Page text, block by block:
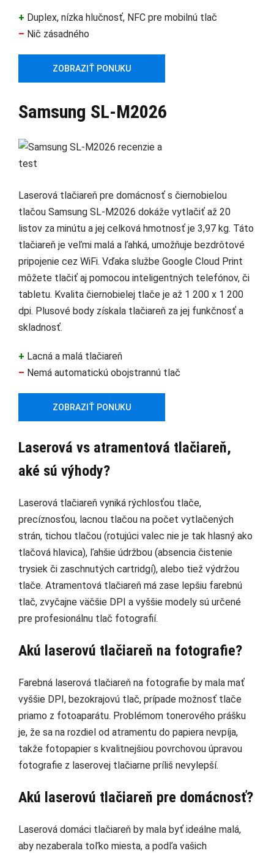
+ Duplex, nízka hlučnosť, NFC pre mobilnú tlač
– Nič zásadného
ZOBRAZIŤ PONUKU
Samsung SL-M2026
Laserová tlačiareň pre domácnosť s čiernobielou
tlačou Samsung SL-M2026 dokáže vytlačiť až 20
listov za minútu a jej celková hmotnosť je 3,97 kg. Táto
tlačiareň je veľmi malá a ľahká, umožňuje bezdrôtové
pripojenie cez WiFi. Vďaka službe Google Cloud Print
môžete tlačiť aj pomocou inteligentných telefónov, či
tabletu. Kvalita čiernobielej tlače je až 1 200 x 1 200
dpi. Plusové body získala tlačiareň za jej funkčnosť a
skladnosť.
+ Lacná a malá tlačiareň
– Nemá automatickú obojstrannú tlač
ZOBRAZIŤ PONUKU
Laserová vs atramentová tlačiareň,
aké sú výhody?
Laserová tlačiareň vyniká rýchlosťou tlače,
precíznosťou, lacnou tlačou na počet vytlačených
strán, tichou tlačou (rotujúci valec nie je tak hlasný ako
tlačová hlavica), ľahšie údržbou (absencia čistenie
trysiek či zaschnutých cartridgí), alebo tiež výdržou
tlače. Atramentová tlačiareň má zase lepšiu farebnú
tlač, zvyčajne väčšie DPI a vyššie modely sú určené
pre profesionálnu tlač fotografií.
Akú laserovú tlačiareň na fotografie?
Farebná laserová tlačiareň na fotografie by mala mať
vyššie DPI, bezokrajovú tlač, prípade možnosť tlače
priamo z fotoaparátu. Problémom tonerového prášku
je, že sa na rozdiel od atramentu do papiera nevpíja,
takže fotopapier s kvalitnejšiou povrchovou úpravou
fotografie z laserovej tlačiarne príliš nevylepší.
Akú laserovú tlačiareň pre domácnosť?
Laserová domáci tlačiareň by mala byť ideálne malá,
aby nezaberala toľko miesta, a podľa vašich